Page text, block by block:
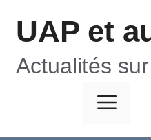
UAP et
Actualités